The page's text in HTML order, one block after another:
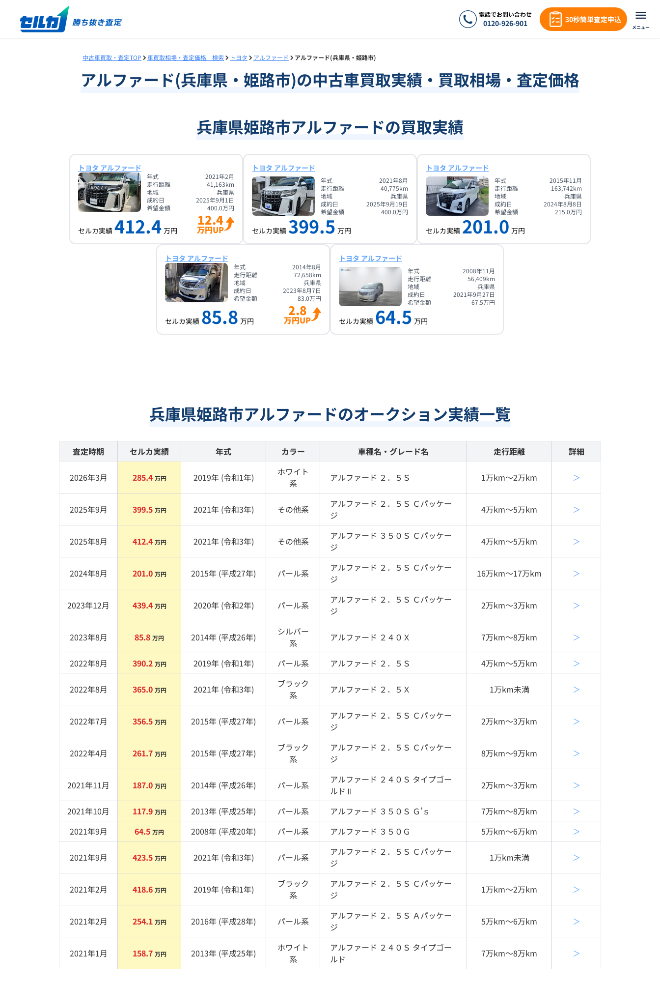
電話でお問い合わせ
0120-926-901 30秒簡単査定申込
メニュー
中古車買取・査定TOP 車買取相場・査定価格 検索 トヨタ アルファード アルファード(兵庫県・姫路市)
アルファード(兵庫県 ・ 姫路市)の中古車買取実績・買取相場・査定価格
兵庫県姫路市アルファードの買取実績
トヨタ アルファード
年式
2021年2月
走行距離
41,163km
地域
兵庫県
成約日
2025年9月1日
希望金額
400.0万円
セルカ実績 412.4 万円
12.4
万円UP
トヨタ アルファード
年式
2021年8月
走行距離
40,775km
地域
兵庫県
成約日
2025年9月19日
希望金額
400.0万円
セルカ実績 399.5 万円
トヨタ アルファード
年式
2015年11月
走行距離
163,742km
地域
兵庫県
成約日
2024年8月8日
希望金額
215.0万円
セルカ実績 201.0 万円
トヨタ アルファード
年式
2014年8月
走行距離
72,658km
地域
兵庫県
成約日
2023年8月7日
希望金額
83.0万円
セルカ実績 85.8 万円
2.8
万円UP
トヨタ アルファード
年式
2008年11月
走行距離
56,409km
地域
兵庫県
成約日
2021年9月27日
希望金額
67.5万円
セルカ実績 64.5 万円
兵庫県姫路市アルファードのオークション実績一覧
査定時期 セルカ実績 年式 カラー 車種名・グレード名 走行距離 詳細
2026年3月 285.4 万円 2019年 (令和1年)
ホワイト
系
アルファード ２．５Ｓ 1万km〜2万km ＞
2025年9月 399.5 万円 2021年 (令和3年) その他系 アルファード ２．５Ｓ Ｃパッケー
ジ
4万km〜5万km ＞
2025年8月 412.4 万円 2021年 (令和3年) その他系 アルファード ３５０Ｓ Ｃパッケー
ジ
4万km〜5万km ＞
2024年8月 201.0 万円 2015年 (平成27年) パール系 アルファード ２．５Ｓ Ｃパッケー
ジ
16万km〜17万km ＞
2023年12月 439.4 万円 2020年 (令和2年) パール系 アルファード ２．５Ｓ Ｃパッケー
ジ
2万km〜3万km ＞
2023年8月 85.8 万円 2014年 (平成26年)
シルバー
系
アルファード ２４０Ｘ 7万km〜8万km ＞
2022年8月 390.2 万円 2019年 (令和1年) パール系 アルファード ２．５Ｓ 4万km〜5万km ＞
2022年8月 365.0 万円 2021年 (令和3年)
ブラック
系
アルファード ２．５Ｘ 1万km未満 ＞
2022年7月 356.5 万円 2015年 (平成27年) パール系 アルファード ２．５Ｓ Ｃパッケー
ジ
2万km〜3万km ＞
2022年4月 261.7 万円 2015年 (平成27年)
ブラック
系
アルファード ２．５Ｓ Ｃパッケー
ジ
8万km〜9万km ＞
2021年11月 187.0 万円 2014年 (平成26年) パール系 アルファード ２４０Ｓ タイプゴー
ルドⅡ
2万km〜3万km ＞
2021年10月 117.9 万円 2013年 (平成25年) パール系 アルファード ３５０Ｓ Ｇ’ｓ 7万km〜8万km
＞
2021年9月
64.5 万円 2008年 (平成20年) パール系 アルファード ３５０Ｇ 5万km〜6万km ＞
2021年9月 423.5 万円 2021年 (令和3年) パール系 アルファード ２．５Ｓ Ｃパッケー
ジ
1万km未満 ＞
2021年2月 418.6 万円 2019年 (令和1年)
ブラック
系
アルファード ２．５Ｓ Ｃパッケー
ジ
1万km〜2万km ＞
2021年2月 254.1 万円 2016年 (平成28年) パール系 アルファード ２．５Ｓ Ａパッケー
ジ
5万km〜6万km ＞
2021年1月 158.7 万円 2013年 (平成25年)
ホワイト
系
アルファード ２４０Ｓ タイプゴー
ルド
7万km〜8万km ＞